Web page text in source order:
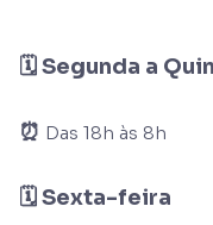
🗓 Segunda a
⏰ Das 18h às 8h
🗓 Sexta-feira